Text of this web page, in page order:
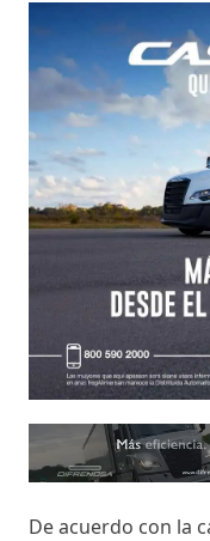
De acuerdo con la